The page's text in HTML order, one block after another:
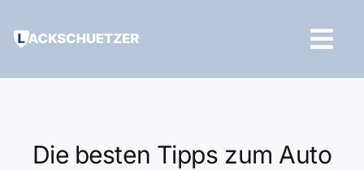
Inhalt
Die besten Tipps zum Auto